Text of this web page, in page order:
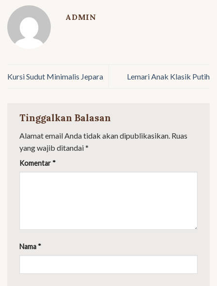
ADMIN
Kursi Sudut Minimalis Jepara Lemari Anak Klasik Putih
Tinggalkan Balasan
Alamat email Anda tidak akan dipublikasikan. Ruas
yang wajib ditandai*
Komentar *
Nama *